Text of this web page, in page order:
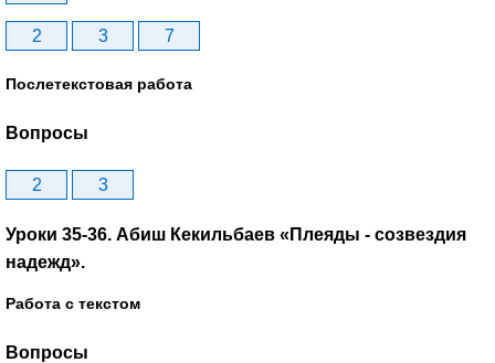
2 3 7
Послетекстовая работа
Вопросы
2 3
Уроки 35-36. Абиш Кекильбаев «Плеяды - созвездия
надежд».
Работа с текстом
Вопросы